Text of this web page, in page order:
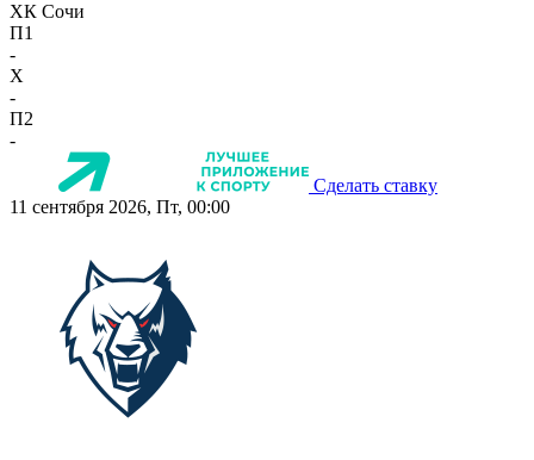
ХК Сочи
П1
-
X
-
П2
-
Сделать ставку
11 сентября 2026, Пт, 00:00